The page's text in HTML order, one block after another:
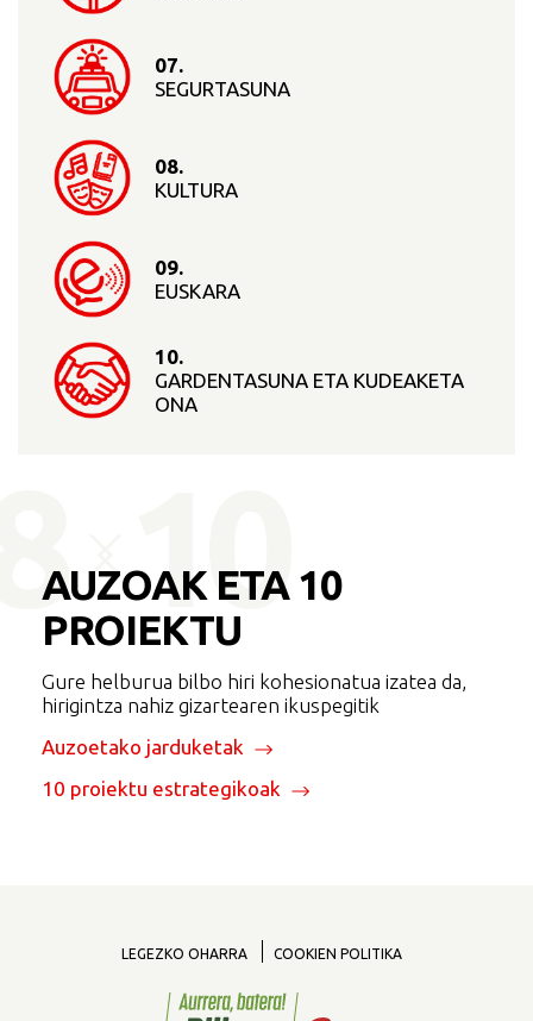
07.
SEGURTASUNA
08.
KULTURA
09.
EUSKARA
10.
GARDENTASUNA ETA KUDEAKETA
ONA
AUZOAK ETA 10
PROIEKTU
Gure helburua bilbo hiri kohesionatua izatea da,
hirigintza nahiz gizartearen ikuspegitik
Auzoetako jarduketak
10 proiektu estrategikoak
LEGEZKO OHARRA COOKIEN POLITIKA